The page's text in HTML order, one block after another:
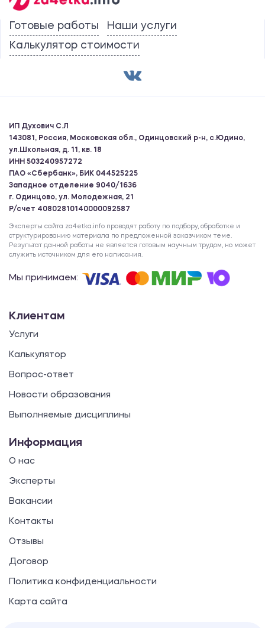
Готовые работы
Наши услуги
Калькулятор стоимости
ИП Духович С.Л
143081, Россия, Московская обл., Одинцовский р-н, с.Юдино,
ул.Школьная, д. 11, кв. 18
ИНН 503240957272
ПАО «Сбербанк», БИК 044525225
Западное отделение 9040/1636
г. Одинцово, ул. Молодежная, 21
Р/счет 40802810140000092587
Эксперты сайта za4etka.info проводят работу по подбору, обработке и
структурированию материала по предложенной заказчиком теме.
Результат данной работы не является готовым научным трудом, но может
служить источником для его написания.
Мы принимаем:
Клиентам
Услуги
Калькулятор
Вопрос-ответ
Новости образования
Выполняемые дисциплины
Информация
О нас
Эксперты
Вакансии
Контакты
Отзывы
Договор
Политика конфиденциальности
Карта сайта